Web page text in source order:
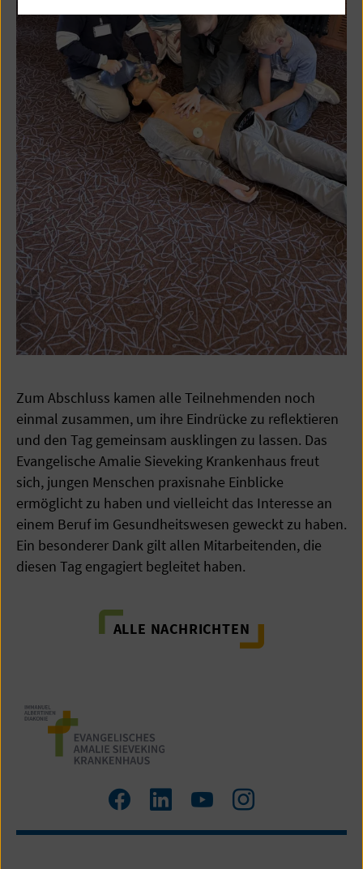
Zum Abschluss kamen alle Teilnehmenden noch
einmal zusammen, um ihre Eindrücke zu reflektieren
und den Tag gemeinsam ausklingen zu lassen. Das
Evangelische Amalie Sieveking Krankenhaus freut
sich, jungen Menschen praxisnahe Einblicke
ermöglicht zu haben und vielleicht das Interesse an
einem Beruf im Gesundheitswesen geweckt zu haben.
Ein besonderer Dank gilt allen Mitarbeitenden, die
diesen Tag engagiert begleitet haben.
ALLE NACHRICHTEN
Zum
Facebook
Zum
LinkedIn
Zum
YouTube
Zum
Instagram